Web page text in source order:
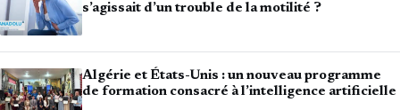
s’agissait d’un trouble de la motilité ?
Algérie et États-Unis : un nouveau programme
de formation consacré à l’intelligence artificielle